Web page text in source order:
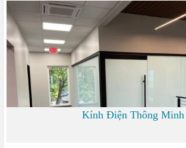
6.000
Kính Điện Thông Minh